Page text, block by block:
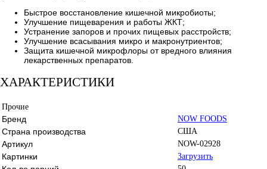
Быстрое восстановление кишечной микробиоты;
Улучшение пищеварения и работы ЖКТ;
Устранение запоров и прочих пищевых расстройств;
Улучшение всасывания микро и макронутриентов;
Защита кишечной микрофлоры от вредного влияния
лекарственных препаратов.
ХАРАКТЕРИСТИКИ
Прочие
Бренд NOW FOODS
Страна производства США
Артикул NOW-02928
Картинки Загрузить